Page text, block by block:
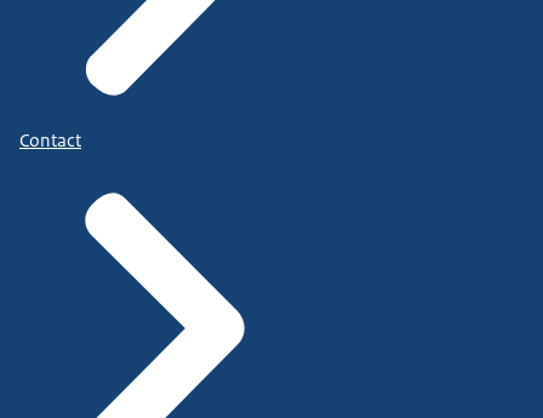
Contact